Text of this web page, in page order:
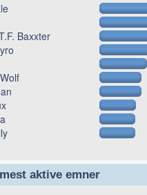
Baxxter
aktive emner